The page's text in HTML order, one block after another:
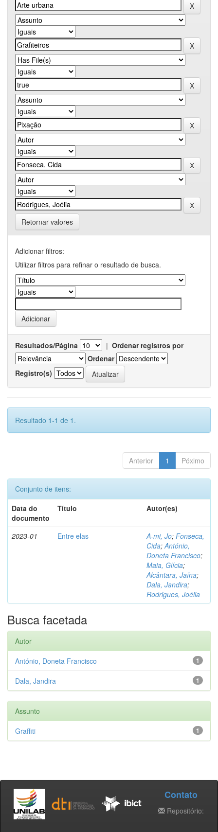
Retornar valores
Adicionar filtros:
Utilizar filtros para refinar o resultado de busca.
Resultados/Página | Ordenar registros por
Ordenar
Registro(s)
Resultado 1-1 de 1.
Anterior 1 Póximo
Conjunto de itens:
Data do
documento
Título Autor(es)
2023-01 Entre elas A-mi, Jo; Fonseca,
Cida;António,
Doneta Francisco;
Maia, Glícia;
Alcântara, Jaína;
Dala, Jandira;
Rodrigues, Joélia
Busca facetada
Autor
1
António, Doneta Francisco
1
Dala, Jandira
Assunto
1
Graffiti
Contato
Repositório: